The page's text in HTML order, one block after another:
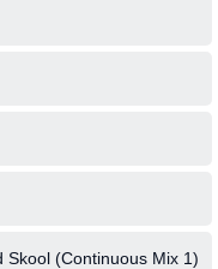
Skool (Continuous Mix 1)